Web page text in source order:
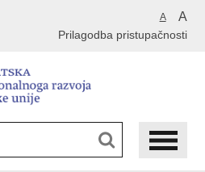
A A
Prilagodba pristupačnosti